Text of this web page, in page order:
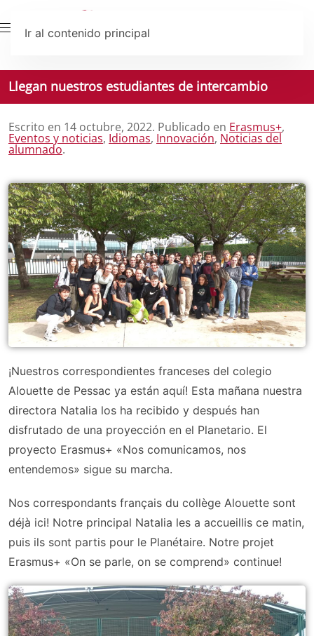
Ir al contenido principal
Llegan nuestros estudiantes de intercambio
Escrito en 14 octubre, 2022. Publicado en Erasmus+,
Eventos y noticias, Idiomas, Innovación, Noticias del
alumnado.
¡Nuestros correspondientes franceses del colegio
Alouette de Pessac ya están aquí! Esta mañana nuestra
directora Natalia los ha recibido y después han
disfrutado de una proyección en el Planetario. El
proyecto Erasmus+ «Nos comunicamos, nos
entendemos» sigue su marcha.
Nos correspondants français du collège Alouette sont
déjà ici! Notre principal Natalia les a accueillis ce matin,
puis ils sont partis pour le Planétaire. Notre projet
Erasmus+ «On se parle, on se comprend» continue!